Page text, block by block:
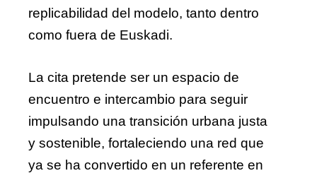
replicabilidad del modelo, tanto dentro
como fuera de Euskadi.
La cita pretende ser un espacio de
encuentro e intercambio para seguir
impulsando una transición urbana justa
y sostenible, fortaleciendo una red que
ya se ha convertido en un referente en